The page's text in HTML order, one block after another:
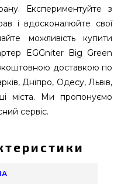
Експериментуйте з
і вдосконалюйте свої
можливість купити
EGGniter Big Green
доставкою по
Дніпро, Одесу, Львів,
міста. Ми пропонуємо
сервіс.